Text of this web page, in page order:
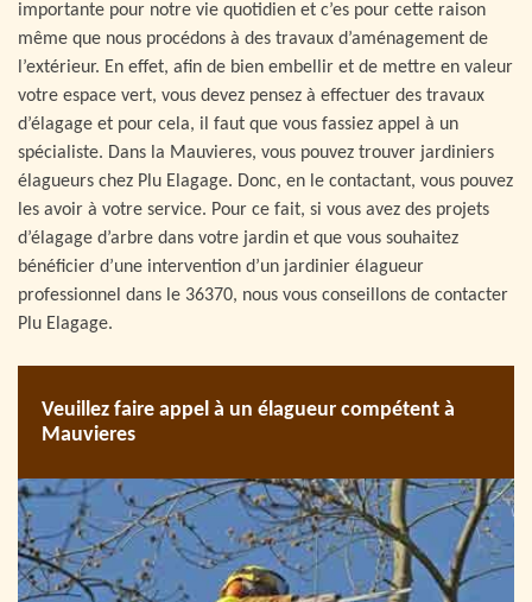
importante pour notre vie quotidien et c’es pour cette raison
même que nous procédons à des travaux d’aménagement de
l’extérieur. En effet, afin de bien embellir et de mettre en valeur
votre espace vert, vous devez pensez à effectuer des travaux
d’élagage et pour cela, il faut que vous fassiez appel à un
spécialiste. Dans la Mauvieres, vous pouvez trouver jardiniers
élagueurs chez Plu Elagage. Donc, en le contactant, vous pouvez
les avoir à votre service. Pour ce fait, si vous avez des projets
d’élagage d’arbre dans votre jardin et que vous souhaitez
bénéficier d’une intervention d’un jardinier élagueur
professionnel dans le 36370, nous vous conseillons de contacter
Plu Elagage.
Veuillez faire appel à un élagueur compétent à
Mauvieres